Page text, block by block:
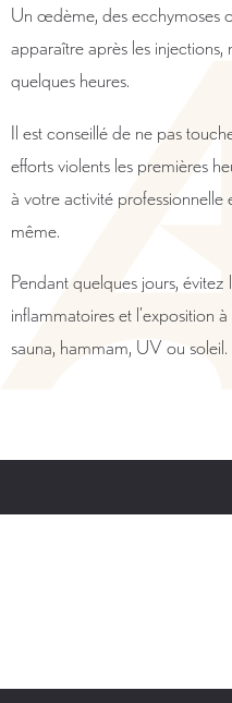
Un œdème, des ecchymoses
apparaître après les injections,
quelques heures.
Il est conseillé de ne pas
efforts violents les premières
à votre activité professionnelle
même.
Pendant quelques jours, évitez
inflammatoires et l’exposition
sauna, hammam, UV ou soleil.